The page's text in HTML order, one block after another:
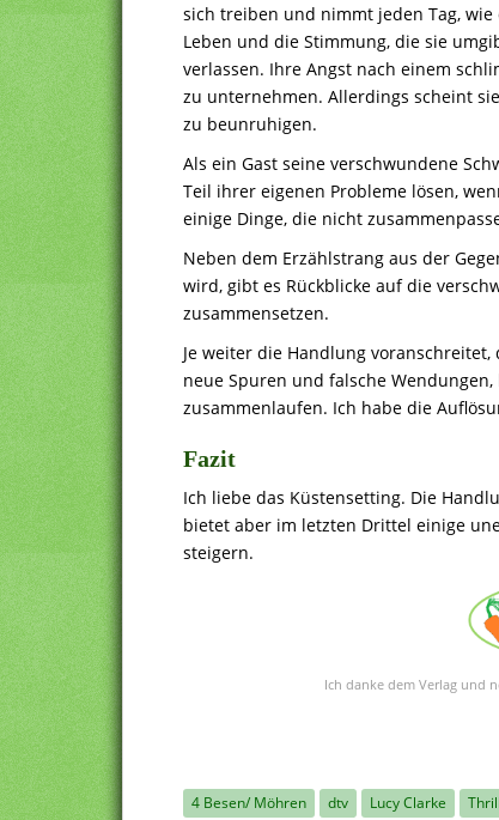
sich treiben und nimmt jeden Tag,
Leben und die Stimmung, die sie
verlassen. Ihre Angst nach einem
zu unternehmen. Allerdings scheint
zu beunruhigen.
Als ein Gast seine verschwundene
Teil ihrer eigenen Probleme lösen,
einige Dinge, die nicht
Neben dem Erzählstrang aus der
wird, gibt es Rückblicke auf die
zusammensetzen.
Je weiter die Handlung
neue Spuren und falsche
zusammenlaufen. Ich habe die
Fazit
Ich liebe das Küstensetting. Die
bietet aber im letzten Drittel einige
steigern.
Ich danke dem Verlag und
4 Besen/ Möhren dtv Lucy Clarke